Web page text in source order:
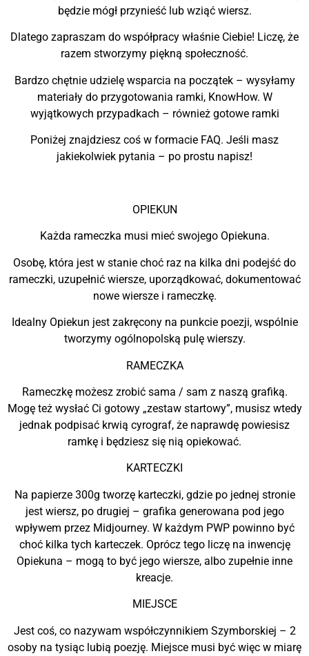
będzie mógł przynieść lub wziąć wiersz.
Dlatego zapraszam do współpracy właśnie Ciebie! Liczę, że
razem stworzymy piękną społeczność.
Bardzo chętnie udzielę wsparcia na początek – wysyłamy
materiały do przygotowania ramki, KnowHow. W
wyjątkowych przypadkach – również gotowe ramki
Poniżej znajdziesz coś w formacie FAQ. Jeśli masz
jakiekolwiek pytania – po prostu napisz!
OPIEKUN
Każda rameczka musi mieć swojego Opiekuna.
Osobę, która jest w stanie choć raz na kilka dni podejść do
rameczki, uzupełnić wiersze, uporządkować, dokumentować
nowe wiersze i rameczkę.
Idealny Opiekun jest zakręcony na punkcie poezji, wspólnie
tworzymy ogólnopolską pulę wierszy.
RAMECZKA
Rameczkę możesz zrobić sama / sam z naszą grafiką.
Mogę też wysłać Ci gotowy „zestaw startowy”, musisz wtedy
jednak podpisać krwią cyrograf, że naprawdę powiesisz
ramkę i będziesz się nią opiekować.
KARTECZKI
Na papierze 300g tworzę karteczki, gdzie po jednej stronie
jest wiersz, po drugiej – grafika generowana pod jego
wpływem przez Midjourney. W każdym PWP powinno być
choć kilka tych karteczek. Oprócz tego liczę na inwencję
Opiekuna – mogą to być jego wiersze, albo zupełnie inne
kreacje.
MIEJSCE
Jest coś, co nazywam współczynnikiem Szymborskiej – 2
osoby na tysiąc lubią poezję. Miejsce musi być więc w miarę